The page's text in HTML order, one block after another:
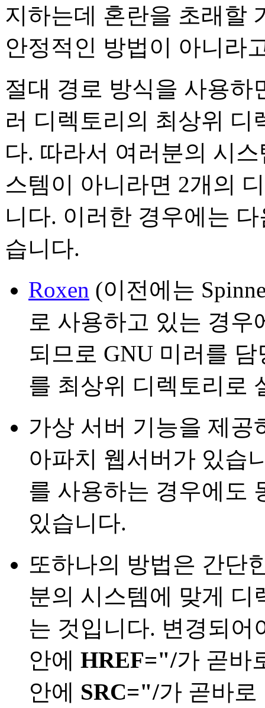
지하는데 혼란을 초래할
안정적인 방법이 아니라
절대 경로 방식을 사용하
러 디렉토리의 최상위
다. 따라서 여러분의 시
스템이 아니라면 2개의
니다. 이러한 경우에는
습니다.
Roxen (이전에는
로 사용하고 있는 경우
되므로 GNU 미러를
를 최상위 디렉토리로
가상 서버 기능을 제공
아파치 웹서버가 있습
를 사용하는 경우에도
있습니다.
또하나의 방법은 간단
분의 시스템에 맞게 디
는 것입니다. 변경되
안에 HREF="/가 곧바
안에 SRC="/가 곧바로